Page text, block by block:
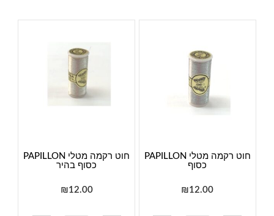
חוט רקמה מטלי PAPILLON
כסוף
₪12.00
חוט רקמה מטלי PAPILLON
כסוף בהיר
₪12.00